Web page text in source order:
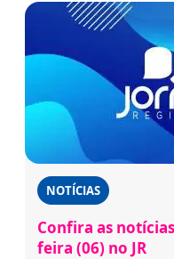
NOTÍCIAS
Confira as
feira (06) no JR